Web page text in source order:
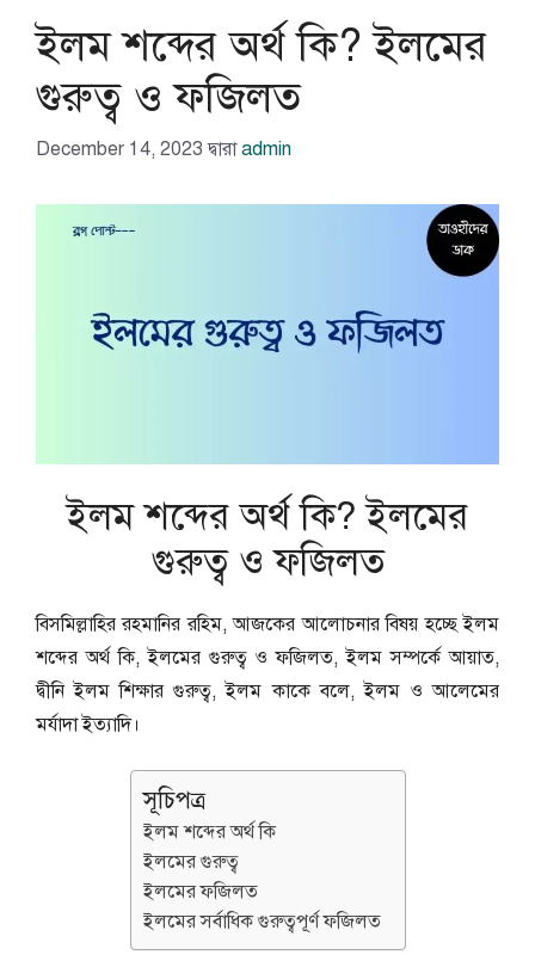
ইলম শব্দের অর্থ কি? ইলমের
গুরুত্ব ও ফজিলত
December 14, 2023 দ্বারাadmin
ইলম শব্দের অর্থ কি? ইলমের
গুরুত্ব ও ফজিলত
বিসমিল্লাহির রহমানির রহিম, আজকের আলোচনার বিষয় হচ্ছে ইলম
শব্দের অর্থ কি, ইলমের গুরুত্ব ও ফজিলত, ইলম সম্পর্কে আয়াত,
দ্বীনি ইলম শিক্ষার গুরুত্ব, ইলম কাকে বলে, ইলম ও আলেমের
মর্যাদা ইত্যাদি।
সূচিপত্র
ইলম শব্দের অর্থ কি
ইলমের গুরুত্ব
ইলমের ফজিলত
ইলমের সর্বাধিক গুরুত্বপূর্ণ ফজিলত